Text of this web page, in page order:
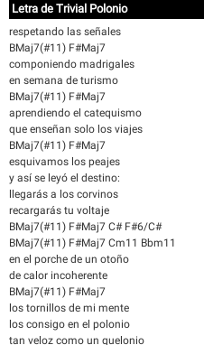
Letra de Trivial Polonio
respetando las señales
BMaj7(#11) F#Maj7
componiendo madrigales
en semana de turismo
BMaj7(#11) F#Maj7
aprendiendo el catequismo
que enseñan solo los viajes
BMaj7(#11) F#Maj7
esquivamos los peajes
y así se leyó el destino:
llegarás a los corvinos
recargarás tu voltaje
BMaj7(#11) F#Maj7 C# F#6/C#
BMaj7(#11) F#Maj7 Cm11 Bbm11
en el porche de un otoño
de calor incoherente
BMaj7(#11) F#Maj7
los tornillos de mi mente
los consigo en el polonio
tan veloz como un quelonio